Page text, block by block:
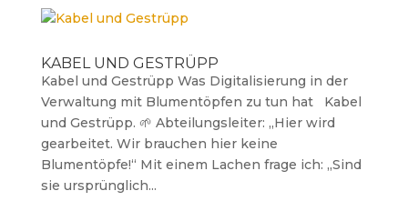
KABEL UND GESTRÜPP
Kabel und Gestrüpp Was Digitalisierung in der
Verwaltung mit Blumentöpfen zu tun hat Kabel
und Gestrüpp. 🌱 Abteilungsleiter: „Hier wird
gearbeitet. Wir brauchen hier keine
Blumentöpfe!“ Mit einem Lachen frage ich: „Sind
sie ursprünglich...